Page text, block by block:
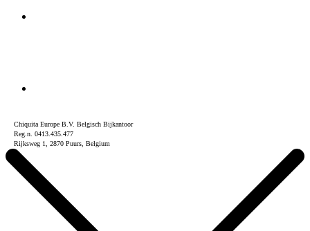
Chiquita Europe B.V. Belgisch Bijkantoor
Reg.n. 0413.435.477
Rijksweg 1, 2870 Puurs, Belgium